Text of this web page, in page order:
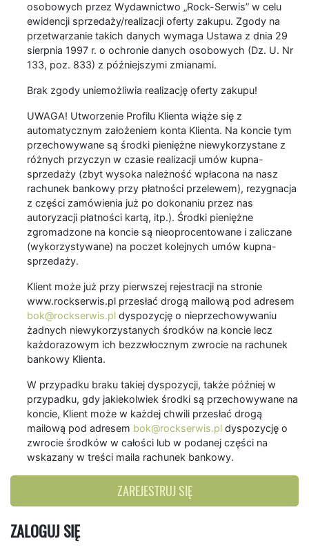
osobowych przez Wydawnictwo „Rock-Serwis” w celu
ewidencji sprzedaży/realizacji oferty zakupu. Zgody na
przetwarzanie takich danych wymaga Ustawa z dnia 29
sierpnia 1997 r. o ochronie danych osobowych (Dz. U. Nr
133, poz. 833) z późniejszymi zmianami.
Brak zgody uniemożliwia realizację oferty zakupu!
UWAGA! Utworzenie Profilu Klienta wiąże się z
automatycznym założeniem konta Klienta. Na koncie tym
przechowywane są środki pieniężne niewykorzystane z
różnych przyczyn w czasie realizacji umów kupna-
sprzedaży (zbyt wysoka należność wpłacona na nasz
rachunek bankowy przy płatności przelewem), rezygnacja
z części zamówienia już po dokonaniu przez nas
autoryzacji płatności kartą, itp.). Środki pieniężne
zgromadzone na koncie są nieoprocentowane i zaliczane
(wykorzystywane) na poczet kolejnych umów kupna-
sprzedaży.
Klient może już przy pierwszej rejestracji na stronie
www.rockserwis.pl przesłać drogą mailową pod adresem
bok@rockserwis.pl dyspozycję o nieprzechowywaniu
żadnych niewykorzystanych środków na koncie lecz
każdorazowym ich bezzwłocznym zwrocie na rachunek
bankowy Klienta.
W przypadku braku takiej dyspozycji, także później w
przypadku, gdy jakiekolwiek środki są przechowywane na
koncie, Klient może w każdej chwili przesłać drogą
mailową pod adresem bok@rockserwis.pl dyspozycję o
zwrocie środków w całości lub w podanej części na
wskazany w treści maila rachunek bankowy.
ZAREJESTRUJ SIĘ
ZALOGUJ SIĘ